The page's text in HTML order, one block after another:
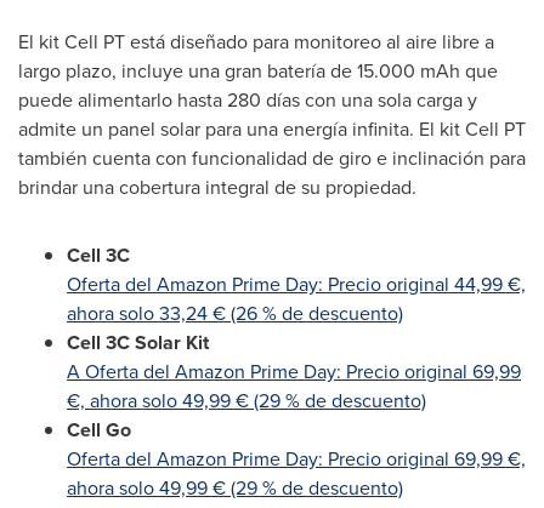
El kit Cell PT está diseñado para monitoreo al aire libre a
largo plazo, incluye una gran batería de 15.000 mAh que
puede alimentarlo hasta 280 días con una sola carga y
admite un panel solar para una energía infinita. El kit Cell PT
también cuenta con funcionalidad de giro e inclinación para
brindar una cobertura integral de su propiedad.
Cell 3C
Oferta del Amazon Prime Day: Precio original 44,99 €,
ahora solo 33,24 € (26 % de descuento)
Cell 3C Solar Kit
A Oferta del Amazon Prime Day: Precio original 69,99
€, ahora solo 49,99 € (29 % de descuento)
Cell Go
Oferta del Amazon Prime Day: Precio original 69,99 €,
ahora solo 49,99 € (29 % de descuento)